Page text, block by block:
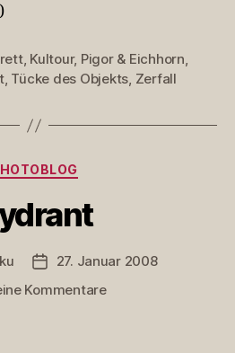
, Kultour, Pigor & Eichhorn,
, Tücke des Objekts, Zerfall
Kategorien
Veröffentlichungsdatum
27. Januar 2008
Kommentarezu